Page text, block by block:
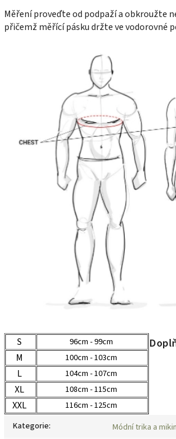
Měření proveďte od podpaží a obkroužte
přičemž měřící pásku držte ve vodorovné
S 96cm - 99cm
M 100cm - 103cm
L 104cm - 107cm
XL 108cm - 115cm
XXL 116cm - 125cm
Kategorie:
Módní trika a